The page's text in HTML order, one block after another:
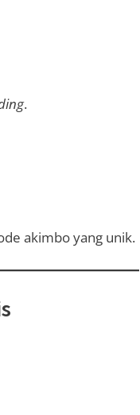
.
akimbo yang unik.